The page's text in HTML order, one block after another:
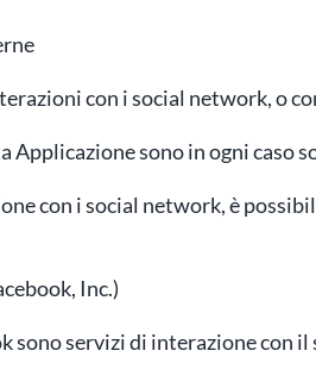
con i social network, o
Applicazione sono in ogni
con i social network, è
Inc.)
sono servizi di interazione con